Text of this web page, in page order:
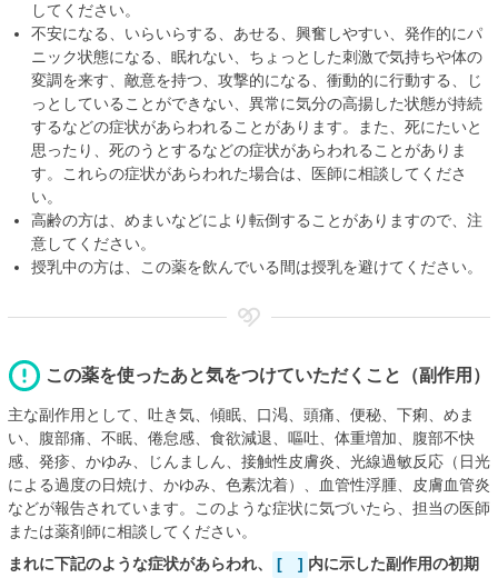
してください。
不安になる、いらいらする、あせる、興奮しやすい、発作的にパ
ニック状態になる、眠れない、ちょっとした刺激で気持ちや体の
変調を来す、敵意を持つ、攻撃的になる、衝動的に行動する、じ
っとしていることができない、異常に気分の高揚した状態が持続
するなどの症状があらわれることがあります。また、死にたいと
思ったり、死のうとするなどの症状があらわれることがありま
す。これらの症状があらわれた場合は、医師に相談してくださ
い。
高齢の方は、めまいなどにより転倒することがありますので、注
意してください。
授乳中の方は、この薬を飲んでいる間は授乳を避けてください。
この薬を使ったあと気をつけていただくこと（副作用）
主な副作用として、吐き気、傾眠、口渇、頭痛、便秘、下痢、めま
い、腹部痛、不眠、倦怠感、食欲減退、嘔吐、体重増加、腹部不快
感、発疹、かゆみ、じんましん、接触性皮膚炎、光線過敏反応（日光
による過度の日焼け、かゆみ、色素沈着）、血管性浮腫、皮膚血管炎
などが報告されています。このような症状に気づいたら、担当の医師
または薬剤師に相談してください。
まれに下記のような症状があらわれ、
[ ] 内に示した副作用の初期